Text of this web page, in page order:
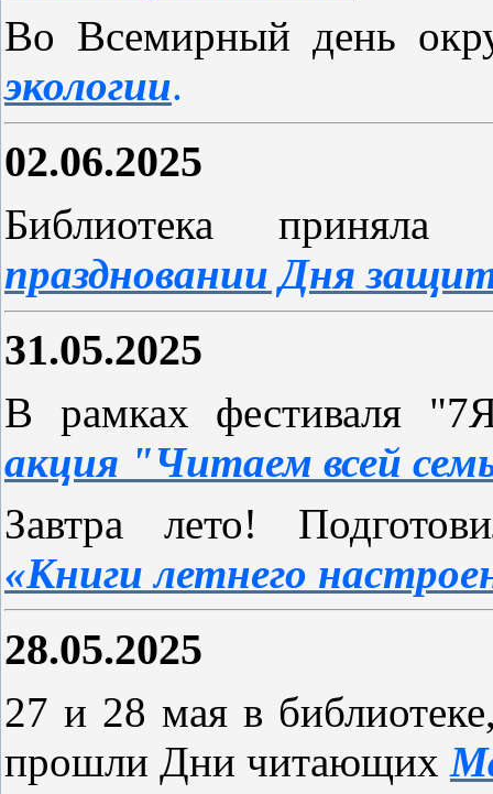
Во Всемирный день
экологии.
02.06.2025
Библиотека
праздновании Дня
31.05.2025
В рамках фестиваля
акция "Читаем всей
Завтра лето!
«Книги летнего
28.05.2025
27 и 28 мая в
прошли Дни читающихМ